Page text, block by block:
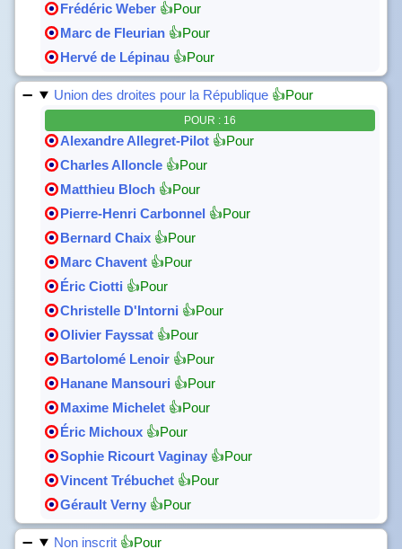
Frédéric Weber 👍Pour
Marc de Fleurian 👍Pour
Hervé de Lépinau 👍Pour
Union des droites pour la République 👍Pour
POUR : 16
Alexandre Allegret-Pilot 👍Pour
Charles Alloncle 👍Pour
Matthieu Bloch 👍Pour
Pierre-Henri Carbonnel 👍Pour
Bernard Chaix 👍Pour
Marc Chavent 👍Pour
Éric Ciotti 👍Pour
Christelle D'Intorni 👍Pour
Olivier Fayssat 👍Pour
Bartolomé Lenoir 👍Pour
Hanane Mansouri 👍Pour
Maxime Michelet 👍Pour
Éric Michoux 👍Pour
Sophie Ricourt Vaginay 👍Pour
Vincent Trébuchet 👍Pour
Gérault Verny 👍Pour
Non inscrit 👍Pour